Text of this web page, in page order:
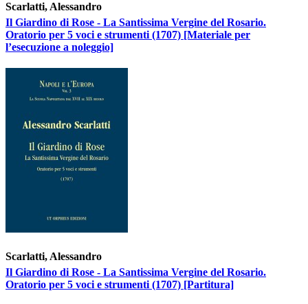
Scarlatti, Alessandro
Il Giardino di Rose - La Santissima Vergine del Rosario.
Oratorio per 5 voci e strumenti (1707) [Materiale per
l’esecuzione a noleggio]
Scarlatti, Alessandro
Il Giardino di Rose - La Santissima Vergine del Rosario.
Oratorio per 5 voci e strumenti (1707) [Partitura]